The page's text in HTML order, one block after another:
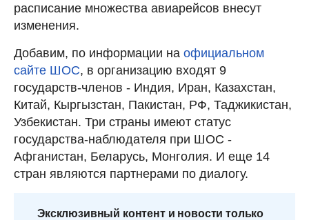
расписание множества авиарейсов внесут
изменения.
Добавим, по информации на официальном
сайте ШОС, в организацию входят 9
государств-членов - Индия, Иран, Казахстан,
Китай, Кыргызстан, Пакистан, РФ, Таджикистан,
Узбекистан. Три страны имеют статус
государства-наблюдателя при ШОС -
Афганистан, Беларусь, Монголия. И еще 14
стран являются партнерами по диалогу.
Эксклюзивный контент и новости только